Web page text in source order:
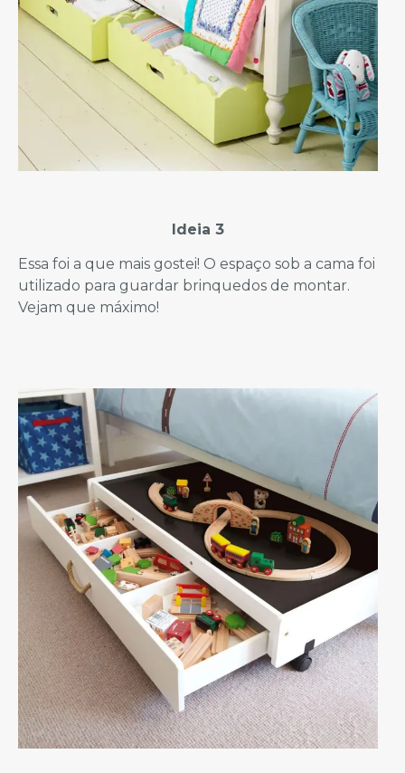
Ideia 3
Essa foi a que mais gostei! O espaço sob a cama foi
utilizado para guardar brinquedos de montar.
Vejam que máximo!